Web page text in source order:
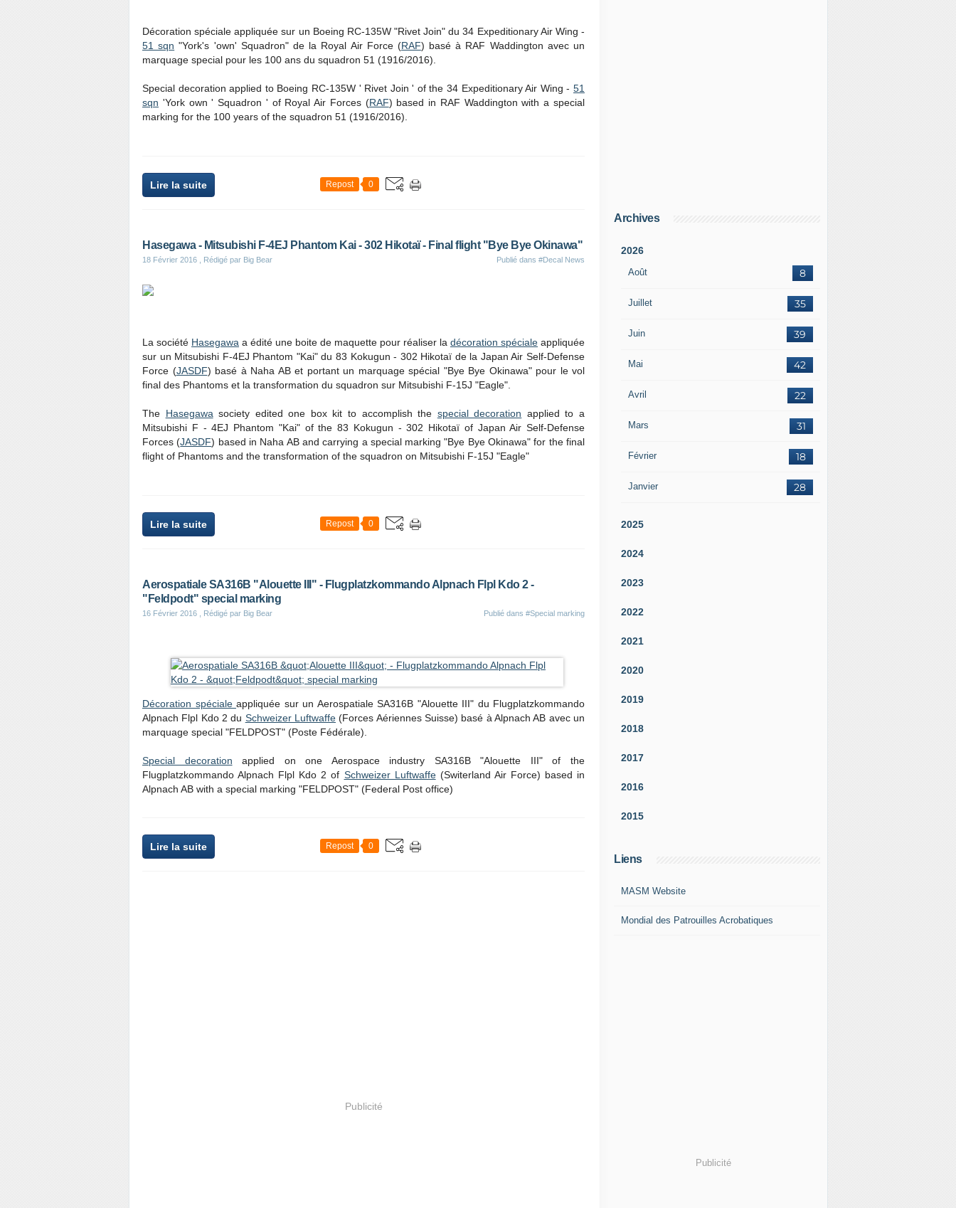
Décoration spéciale appliquée sur un Boeing RC-135W "Rivet Join" du 34 Expeditionary Air Wing -
51 sqn "York's 'own' Squadron" de la Royal Air Force (RAF) basé à RAF Waddington avec un
marquage special pour les 100 ans du squadron 51 (1916/2016).
Special decoration applied to Boeing RC-135W ' Rivet Join ' of the 34 Expeditionary Air Wing - 51
sqn 'York own ' Squadron ' of Royal Air Forces (RAF) based in RAF Waddington with a special
marking for the 100 years of the squadron 51 (1916/2016).
Lire la suite Repost 0
Hasegawa - Mitsubishi F-4EJ Phantom Kai - 302 Hikotaï - Final flight "Bye Bye Okinawa"
18 Février 2016 , Rédigé par Big Bear Publié dans #Decal News
La société Hasegawa a édité une boite de maquette pour réaliser la décoration spéciale appliquée
sur un Mitsubishi F-4EJ Phantom "Kai" du 83 Kokugun - 302 Hikotaï de la Japan Air Self-Defense
Force (JASDF) basé à Naha AB et portant un marquage spécial "Bye Bye Okinawa" pour le vol
final des Phantoms et la transformation du squadron sur Mitsubishi F-15J "Eagle".
The Hasegawa society edited one box kit to accomplish the special decoration applied to a
Mitsubishi F - 4EJ Phantom "Kai" of the 83 Kokugun - 302 Hikotaï of Japan Air Self-Defense
Forces (JASDF) based in Naha AB and carrying a special marking "Bye Bye Okinawa" for the final
flight of Phantoms and the transformation of the squadron on Mitsubishi F-15J "Eagle"
Lire la suite Repost 0
Aerospatiale SA316B "Alouette III" - Flugplatzkommando Alpnach Flpl Kdo 2 -
"Feldpodt" special marking
16 Février 2016 , Rédigé par Big Bear Publié dans #Special marking
Décoration spéciale appliquée sur un Aerospatiale SA316B "Alouette III" du Flugplatzkommando
Alpnach Flpl Kdo 2 du Schweizer Luftwaffe (Forces Aériennes Suisse) basé à Alpnach AB avec un
marquage special "FELDPOST" (Poste Fédérale).
Special decoration applied on one Aerospace industry SA316B "Alouette III" of the
Flugplatzkommando Alpnach Flpl Kdo 2 of Schweizer Luftwaffe(Switerland Air Force) based in
Alpnach AB with a special marking "FELDPOST" (Federal Post office)
Lire la suite Repost 0
Publicité
Archives
2026
Août 8
Juillet 35
Juin 39
Mai 42
Avril 22
Mars 31
Février 18
Janvier 28
2025
2024
2023
2022
2021
2020
2019
2018
2017
2016
2015
Liens
MASM Website
Mondial des Patrouilles Acrobatiques
Publicité